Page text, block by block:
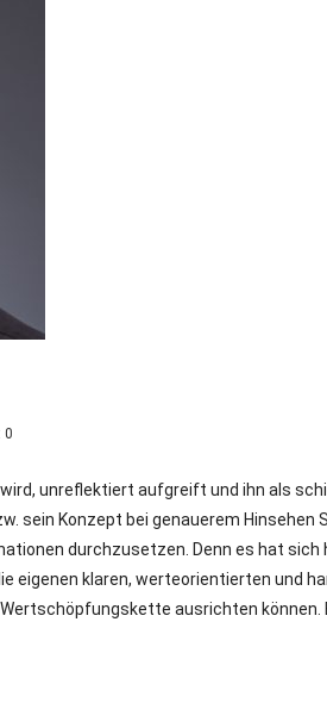
0
unreflektiert aufgreift und ihn als
sein Konzept bei genauerem Hinsehen
durchzusetzen. Denn es hat sich
eigenen klaren, werteorientierten und
ausrichten können.